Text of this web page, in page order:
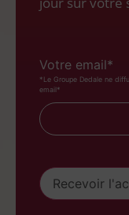
Votre email*
*Le Groupe Dedale ne
email*
Votre
email*
Recevoir